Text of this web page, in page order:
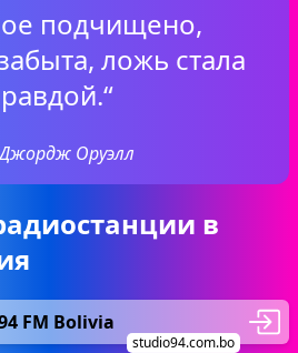
подчищено,
ложь стала
Джордж Оруэлл
в
FM Bolivia
studio94.com.bo